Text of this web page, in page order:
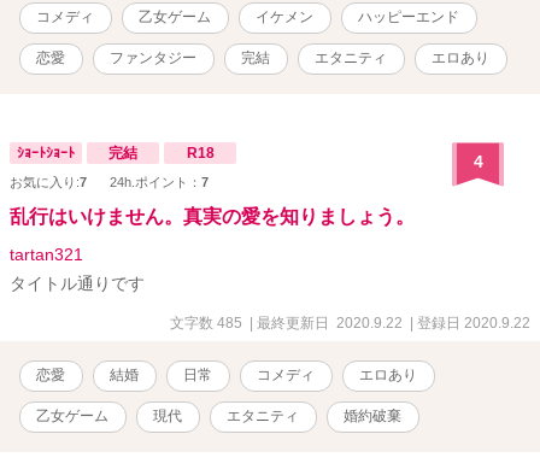
コメディ 乙女ゲーム イケメン ハッピーエンド
恋愛 ファンタジー 完結 エタニティ エロあり
ｼｮｰﾄｼｮｰﾄ 完結 R18
お気に入り:7 24h.ポイント： 7
4
乱行はいけません。真実の愛を知りましょう。
tartan321
タイトル通りです
文字数 485 | 最終更新日 2020.9.22 | 登録日 2020.9.22
恋愛 結婚 日常 コメディ エロあり
乙女ゲーム 現代 エタニティ 婚約破棄